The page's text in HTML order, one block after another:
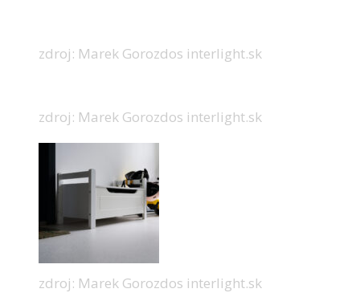
zdroj: Marek Gorozdos interlight.sk
zdroj: Marek Gorozdos interlight.sk
zdroj: Marek Gorozdos interlight.sk